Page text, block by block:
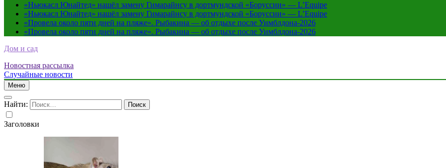
«Ньюкасл Юнайтед» нашёл замену Гимарайнсу в дортмундской «Боруссии» — L’Equipe
«Ньюкасл Юнайтед» нашёл замену Гимарайнсу в дортмундской «Боруссии» — L’Equipe
«Провела около пяти дней на пляже». Рыбакина — об отдыхе после Уимблдона-2026
«Провела около пяти дней на пляже». Рыбакина — об отдыхе после Уимблдона-2026
Дом и сад
Новостная рассылка
Случайные новости
Меню
Найти:
Заголовки